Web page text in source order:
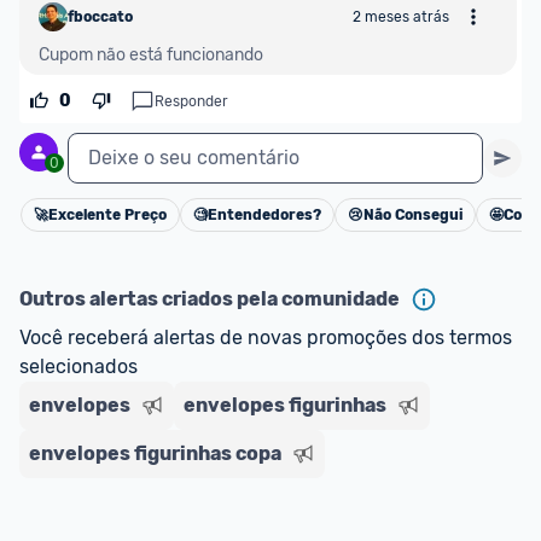
fboccato 2 meses atrás
Cupom não está funcionando
0 Responder
0 Deixe o seu comentário
Cancelar
🚀Excelente Preço 🧐Entendedores? 😢Não Consegui 🤩
Outros alertas criados pela comunidade
Você receberá alertas de novas promoções dos termos
selecionados
envelopes
envelopes figurinhas
envelopes figurinhas copa